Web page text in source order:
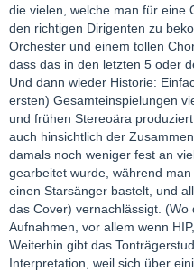
die vielen, welche man für eine
den richtigen Dirigenten zu
Orchester und einem tollen
dass das in den letzten 5 oder
Und dann wieder Historie:
ersten) Gesamteinspielungen
und frühen Stereoära
auch hinsichtlich der
damals noch weniger fest an
gearbeitet wurde, während
einen Starsänger bastelt, und
das Cover) vernachlässigt.
Aufnahmen, vor allem wenn
Weiterhin gibt das
Interpretation, weil sich über